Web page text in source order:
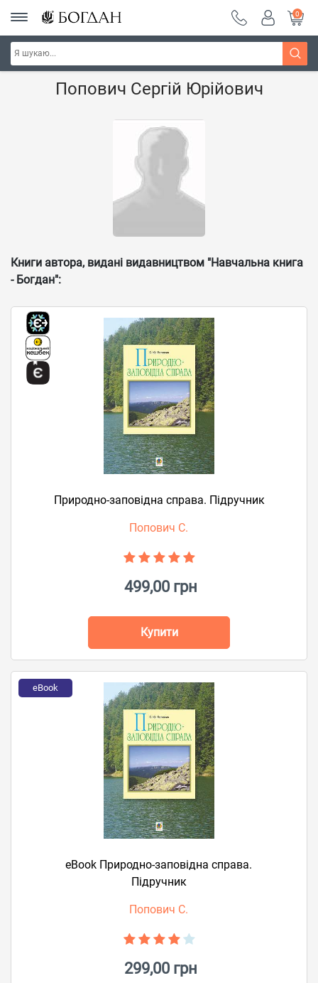
0
Головна Наші автори - Навчальна книга - "Богдан"
Попович Сергій Юрійович
Книги автора, видані видавництвом "Навчальна книга
- Богдан":
Природно-заповідна справа. Підручник
Попович С.
499,00 грн
Купити
eBook
eBook Природно-заповідна справа.
Підручник
Попович С.
299,00 грн